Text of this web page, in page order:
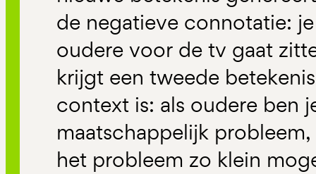
de negatieve connotatie:
oudere voor de tv gaat
krijgt een tweede
context is: als oudere ben
maatschappelijk
het probleem zo klein